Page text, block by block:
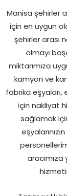
Manisa şehirler
için en uygun
şehirler arası
olmayı
miktarımıza
kamyon ve
fabrika eşyaları,
için nakliyat
sağlamak